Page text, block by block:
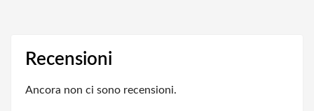
Recensioni
Ancora non ci sono recensioni.